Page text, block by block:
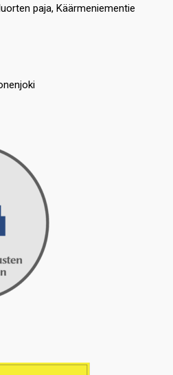
paja, Käärmeniementie